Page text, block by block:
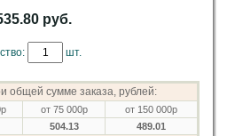
руб.
шт.
общей сумме заказа, рублей:
от 75 000р
от 150 000р
504.13 489.01